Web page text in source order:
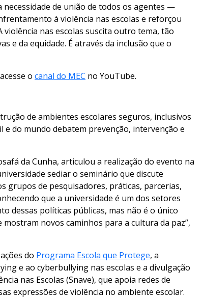
necessidade de união de todos os agentes —
à violência nas escolas e reforçou
nas escolas suscita outro tema, tão
e da equidade. É através da inclusão que o
o canal do MEC no YouTube.
de ambientes escolares seguros, inclusivos
e do mundo debatem prevenção, intervenção e
da Cunha, articulou a realização do evento na
sediar o seminário que discute
grupos de pesquisadores, práticas, parcerias,
que a universidade é um dos setores
dessas políticas públicas, mas não é o único
novos caminhos para a cultura da paz”,
do Programa Escola que Protege, a
e ao cyberbullying nas escolas e a divulgação
nas Escolas (Snave), que apoia redes de
expressões de violência no ambiente escolar.